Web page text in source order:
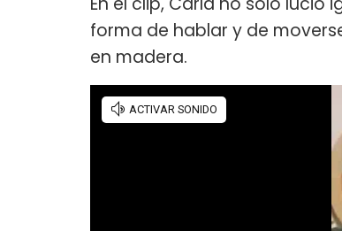
forma de hablar y de
en madera.